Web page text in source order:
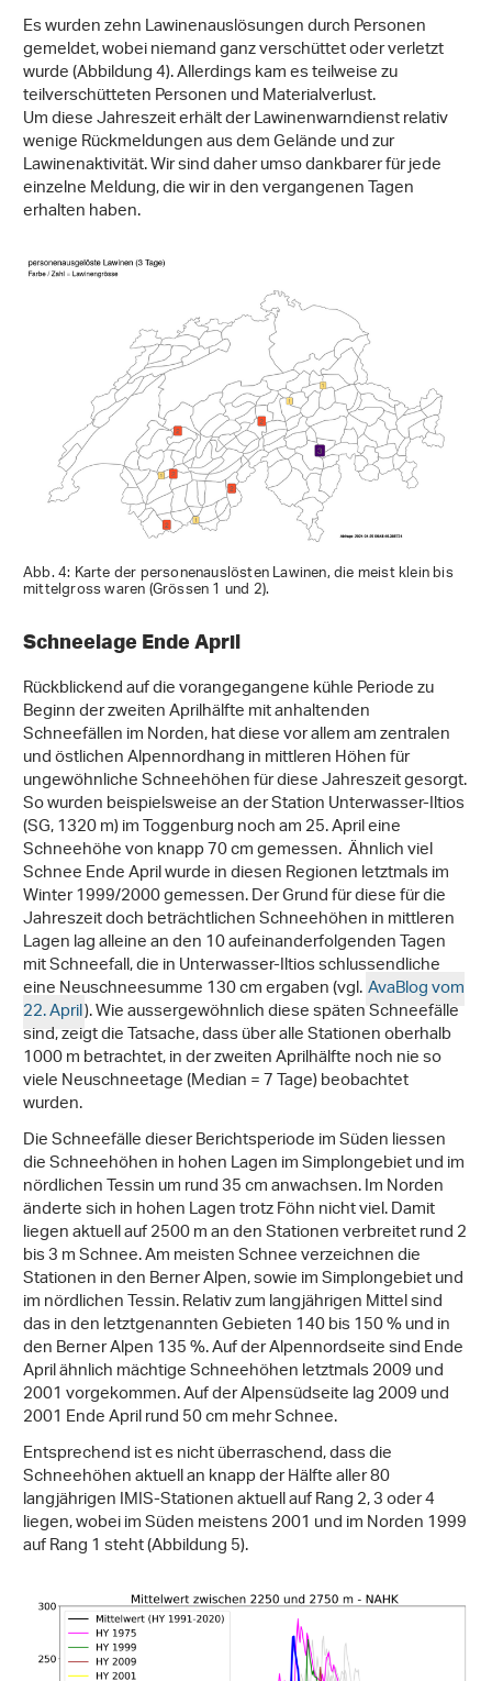
Es wurden zehn Lawinenauslösungen durch Personen
gemeldet, wobei niemand ganz verschüttet oder verletzt
wurde (Abbildung 4). Allerdings kam es teilweise zu
teilverschütteten Personen und Materialverlust.
Um diese Jahreszeit erhält der Lawinenwarndienst relativ
wenige Rückmeldungen aus dem Gelände und zur
Lawinenaktivität. Wir sind daher umso dankbarer für jede
einzelne Meldung, die wir in den vergangenen Tagen
erhalten haben.
Abb. 4: Karte der personenauslösten Lawinen, die meist klein bis
mittelgross waren (Grössen 1 und 2).
Schneelage Ende April
Rückblickend auf die vorangegangene kühle Periode zu
Beginn der zweiten Aprilhälfte mit anhaltenden
Schneefällen im Norden, hat diese vor allem am zentralen
und östlichen Alpennordhang in mittleren Höhen für
ungewöhnliche Schneehöhen für diese Jahreszeit gesorgt.
So wurden beispielsweise an der Station Unterwasser-Iltios
(SG, 1320 m) im Toggenburg noch am 25. April eine
Schneehöhe von knapp 70 cm gemessen. Ähnlich viel
Schnee Ende April wurde in diesen Regionen letztmals im
Winter 1999/2000 gemessen. Der Grund für diese für die
Jahreszeit doch beträchtlichen Schneehöhen in mittleren
Lagen lag alleine an den 10 aufeinanderfolgenden Tagen
mit Schneefall, die in Unterwasser-Iltios schlussendliche
eine Neuschneesumme 130 cm ergaben (vgl.AvaBlog vom
22. April). Wie aussergewöhnlich diese späten Schneefälle
sind, zeigt die Tatsache, dass über alle Stationen oberhalb
1000 m betrachtet, in der zweiten Aprilhälfte noch nie so
viele Neuschneetage (Median = 7 Tage) beobachtet
wurden.
Die Schneefälle dieser Berichtsperiode im Süden liessen
die Schneehöhen in hohen Lagen im Simplongebiet und im
nördlichen Tessin um rund 35 cm anwachsen. Im Norden
änderte sich in hohen Lagen trotz Föhn nicht viel. Damit
liegen aktuell auf 2500 m an den Stationen verbreitet rund 2
bis 3 m Schnee. Am meisten Schnee verzeichnen die
Stationen in den Berner Alpen, sowie im Simplongebiet und
im nördlichen Tessin. Relativ zum langjährigen Mittel sind
das in den letztgenannten Gebieten 140 bis 150 % und in
den Berner Alpen 135 %. Auf der Alpennordseite sind Ende
April ähnlich mächtige Schneehöhen letztmals 2009 und
2001 vorgekommen. Auf der Alpensüdseite lag 2009 und
2001 Ende April rund 50 cm mehr Schnee.
Entsprechend ist es nicht überraschend, dass die
Schneehöhen aktuell an knapp der Hälfte aller 80
langjährigen IMIS-Stationen aktuell auf Rang 2, 3 oder 4
liegen, wobei im Süden meistens 2001 und im Norden 1999
auf Rang 1 steht (Abbildung 5).